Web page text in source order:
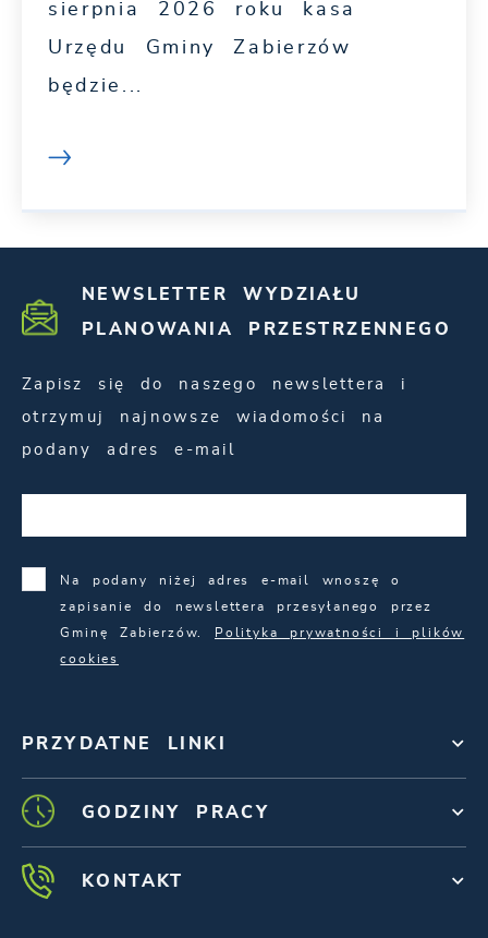
sierpnia 2026 roku kasa
Urzędu Gminy Zabierzów
będzie...
PRZYDATNE LINKI
NEWSLETTER WYDZIAŁU
PLANOWANIA PRZESTRZENNEGO
Zapisz się do naszego newslettera i
otrzymuj najnowsze wiadomości na
podany adres e-mail
Na podany niżej adres e-mail wnoszę o
zapisanie do newslettera przesyłanego przez
Gminę Zabierzów.
Polityka prywatności i plików
cookies
GODZINY PRACY
KONTAKT